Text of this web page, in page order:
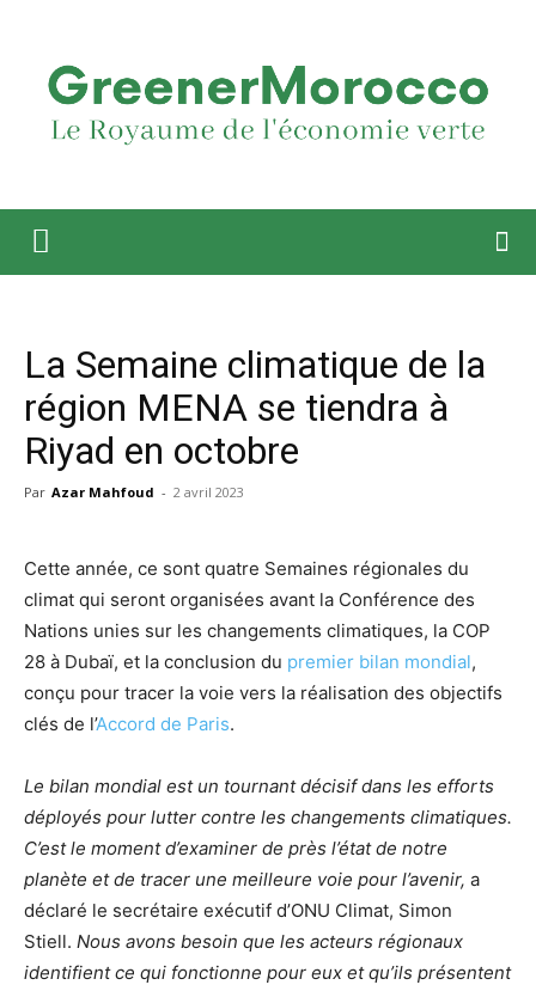
La Semaine climatique de la
région MENA se tiendra à
Riyad en octobre
Par Azar Mahfoud - 2 avril 2023
Cette année, ce sont quatre Semaines régionales du
climat qui seront organisées avant la Conférence des
Nations unies sur les changements climatiques, la COP
28 à Dubaï, et la conclusion du premier bilan mondial,
conçu pour tracer la voie vers la réalisation des objectifs
clés de l’Accord de Paris.
Le bilan mondial est un tournant décisif dans les efforts
déployés pour lutter contre les changements climatiques.
C’est le moment d’examiner de près l’état de notre
planète et de tracer une meilleure voie pour l’avenir, a
déclaré le secrétaire exécutif d’ONU Climat, Simon
Stiell. Nous avons besoin que les acteurs régionaux
identifient ce qui fonctionne pour eux et qu’ils présentent